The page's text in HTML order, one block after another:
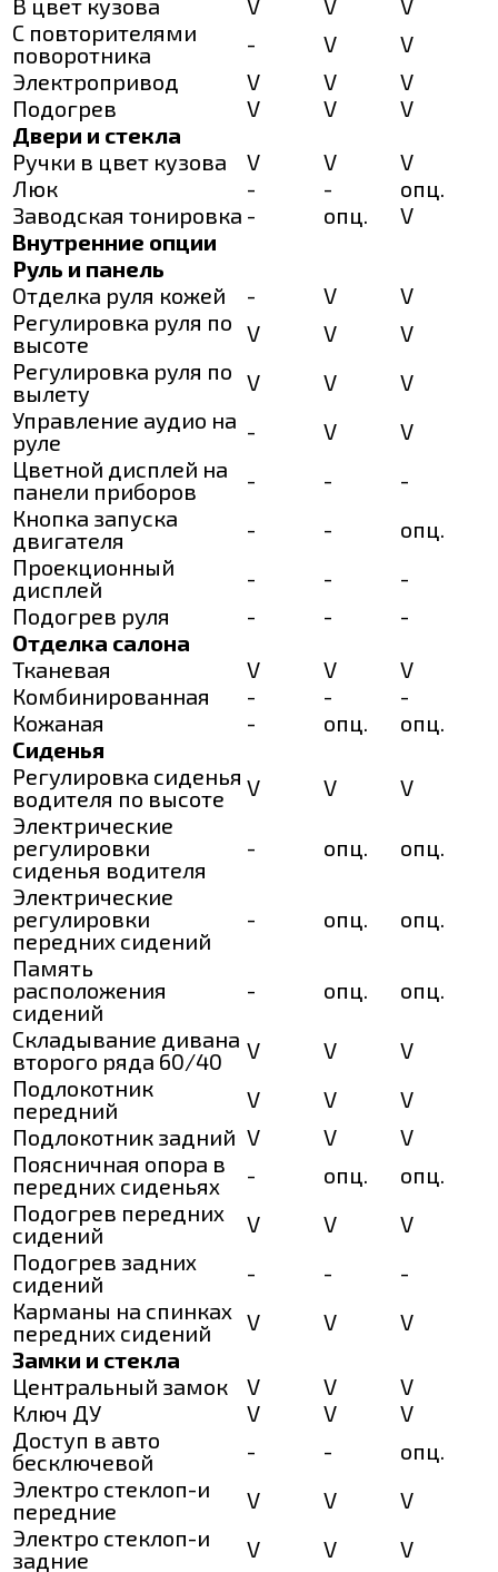
В цвет кузова
V V
V
С повторителями
поворотника
- V
V
Электропривод
V V
V
Подогрев
V V
V
Двери и стекла
Ручки в цвет кузова
V V
V
Люк
- -
опц.
Заводская тонировка - опц.
V
Внутренние опции
Руль и панель
Отделка руля кожей
- V
V
Регулировка руля по
высоте
V V
V
Регулировка руля по
вылету
V V
V
Управление аудио на
руле
- V
V
Цветной дисплей на
панели приборов
- -
-
Кнопка запуска
двигателя
- -
опц.
Проекционный
дисплей
- -
-
Подогрев руля
- -
-
Отделка салона
Тканевая
V V
V
Комбинированная
- -
-
Кожаная
- опц.
опц.
Сиденья
Регулировка сиденья
водителя по высоте
V V
V
Электрические
регулировки
сиденья водителя
- опц.
опц.
Электрические
регулировки
передних сидений
- опц.
опц.
Память
расположения
сидений
- опц.
опц.
Складывание дивана
второго ряда 60/40
V V
V
Подлокотник
передний
V V
V
Подлокотник задний V V
V
Поясничная опора в
передних сиденьях
- опц.
опц.
Подогрев передних
сидений
V V
V
Подогрев задних
сидений
- -
-
Карманы на спинках
передних сидений
V V
V
Замки и стекла
Центральный замок
V V
V
Ключ ДУ
V V
V
Доступ в авто
бесключевой
- -
опц.
Электро стеклоп-и
передние
V V
V
Электро стеклоп-и
задние
V V
V